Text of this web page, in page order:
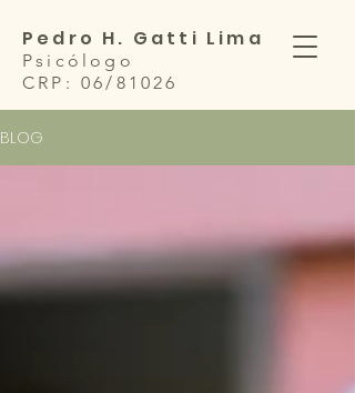
Pedro H. Gatti Lima
Psicólogo
CRP: 06/81026
BLOG